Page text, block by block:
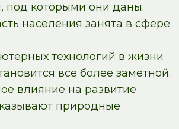
под которыми они даны.
населения занята в сфере
технологий в жизни
все более заметной.
влияние на развитие
природные